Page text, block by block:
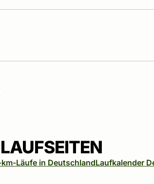
Läufe in DeutschlandLaufkalender